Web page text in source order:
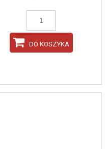
DO KOSZYKA